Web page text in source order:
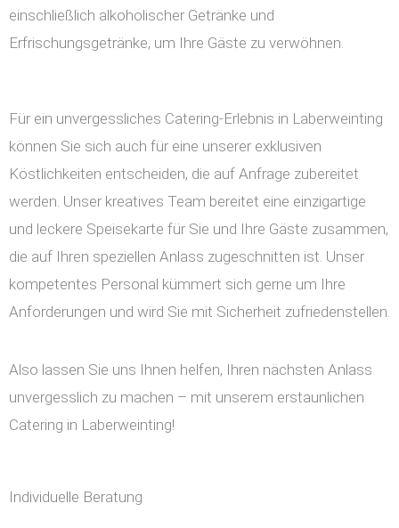
einschließlich alkoholischer Getränke und
Erfrischungsgetränke, um Ihre Gäste zu verwöhnen.
Für ein unvergessliches Catering-Erlebnis in Laberweinting
können Sie sich auch für eine unserer exklusiven
Köstlichkeiten entscheiden, die auf Anfrage zubereitet
werden. Unser kreatives Team bereitet eine einzigartige
und leckere Speisekarte für Sie und Ihre Gäste zusammen,
die auf Ihren speziellen Anlass zugeschnitten ist. Unser
kompetentes Personal kümmert sich gerne um Ihre
Anforderungen und wird Sie mit Sicherheit zufriedenstellen.
Also lassen Sie uns Ihnen helfen, Ihren nächsten Anlass
unvergesslich zu machen – mit unserem erstaunlichen
Catering in Laberweinting!
Individuelle Beratung